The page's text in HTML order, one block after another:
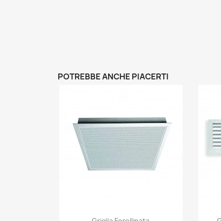
POTREBBE ANCHE PIACERTI
Anteprima